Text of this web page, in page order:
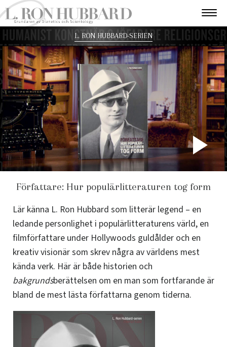
L. RON HUBBARD-SERIEN
Författare: Hur populärlitteraturen tog form
Lär känna L. Ron Hubbard som litterär legend – en
ledande personlighet i populärlitteraturens värld, en
filmförfattare under Hollywoods guldålder och en
kreativ visionär som skrev några av världens mest
kända verk. Här är både historien och
bakgrundsberättelsen om en man som fortfarande är
bland de mest lästa författarna genom tiderna.